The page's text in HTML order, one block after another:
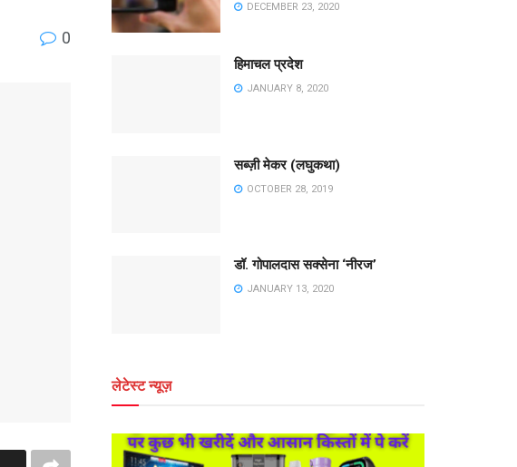
0
DECEMBER 23, 2020
हिमाचल प्रदेश
JANUARY 8, 2020
सब्ज़ी मेकर (लघुकथा)
OCTOBER 28, 2019
डॉ. गोपालदास सक्सेना ‘नीरज’
JANUARY 13, 2020
लेटेस्ट न्यूज़